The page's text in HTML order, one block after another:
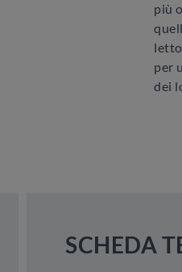
più
per
dei
SCHEDA